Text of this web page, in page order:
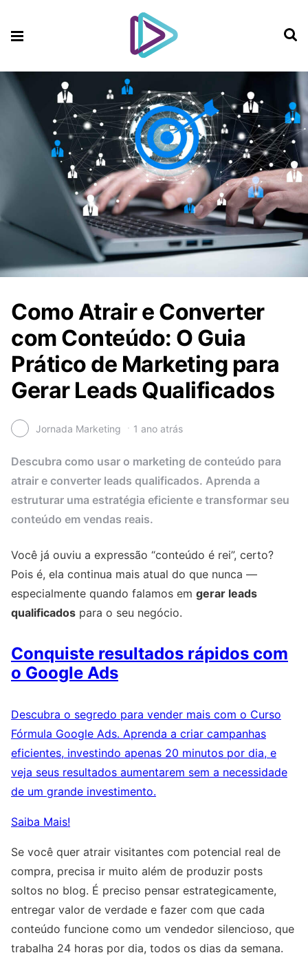
Como Atrair e Converter
com Conteúdo: O Guia
Prático de Marketing para
Gerar Leads Qualificados
Jornada Marketing 1 ano atrás
Descubra como usar o marketing de conteúdo para
atrair e converter leads qualificados. Aprenda a
estruturar uma estratégia eficiente e transformar seu
conteúdo em vendas reais.
Você já ouviu a expressão “conteúdo é rei”, certo?
Pois é, ela continua mais atual do que nunca —
especialmente quando falamos em gerar leads
qualificados para o seu negócio.
Conquiste resultados rápidos com
o Google Ads
Descubra o segredo para vender mais com o Curso
Fórmula Google Ads. Aprenda a criar campanhas
eficientes, investindo apenas 20 minutos por dia, e
veja seus resultados aumentarem sem a necessidade
de um grande investimento.
Saiba Mais!
Se você quer atrair visitantes com potencial real de
compra, precisa ir muito além de produzir posts
soltos no blog. É preciso pensar estrategicamente,
entregar valor de verdade e fazer com que cada
conteúdo funcione como um vendedor silencioso, que
trabalha 24 horas por dia, todos os dias da semana.